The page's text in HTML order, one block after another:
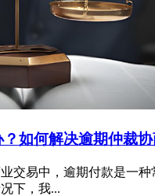
如何解决逾期仲裁
交易中，逾期付款是一
下，我...